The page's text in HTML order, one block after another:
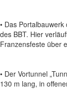
• Das
des BBT. Hier
Franzensfeste über
• Der Vortunnel
130 m lang, in